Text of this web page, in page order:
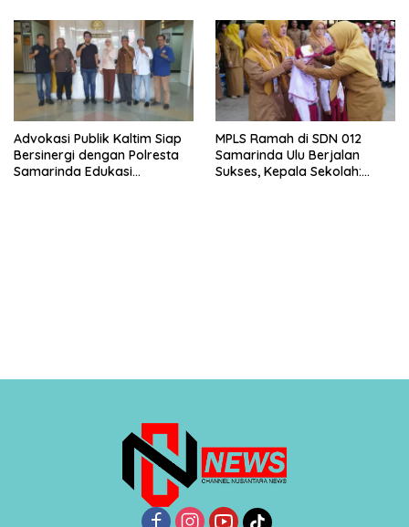
Advokasi Publik Kaltim Siap
Bersinergi dengan Polresta
Samarinda Edukasi
MPLS Ramah di SDN 012
Samarinda Ulu Berjalan
Sukses, Kepala Sekolah: